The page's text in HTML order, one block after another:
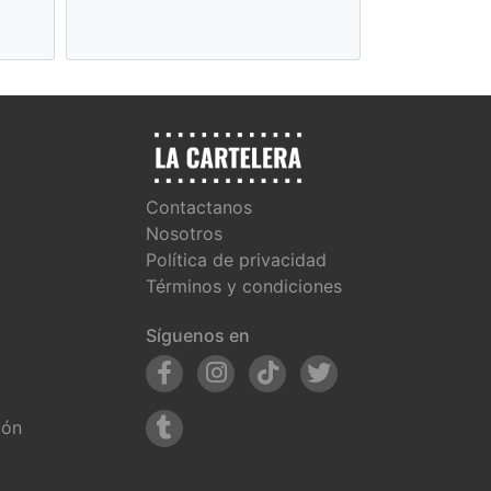
Contactanos
Nosotros
Política de privacidad
Términos y condiciones
Síguenos en